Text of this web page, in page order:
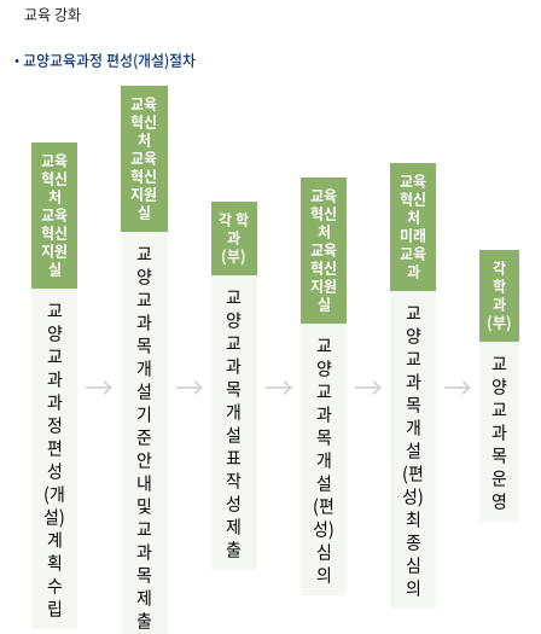
교육 강화
• 교양교육과정 편성(개설)절차
교육
혁신
처
교육
혁신
지원
실
교
양
교
과
과
정
편
성
(개
설)
계
획
수
립
→
교육
혁신
처
교육
혁신
지원
실
교
양
교
과
목
개
설
기
준
안
내
및
교
과
목
제
출
→
각 학
과
(부)
교
양
교
과
목
개
설
표
작
성
제
출
→
교육
혁신
처
교육
혁신
지원
실
교
양
교
과
목
개
설
(편
성)
심
의
→
교육
혁신
처
미래
교육
과
교
양
교
과
목
개
설
(편
성)
최
종
심
의
→
각
학
과
(부)
교
양
교
과
목
운
영